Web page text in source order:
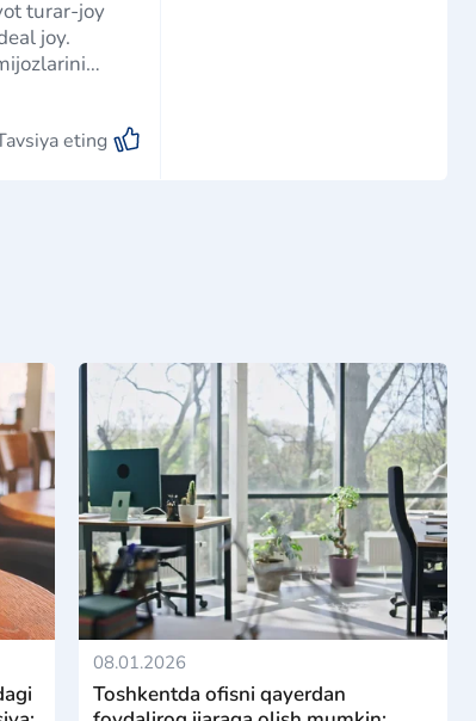
joy.
eting
08.01.2026
Toshkentda ofisni qayerdan